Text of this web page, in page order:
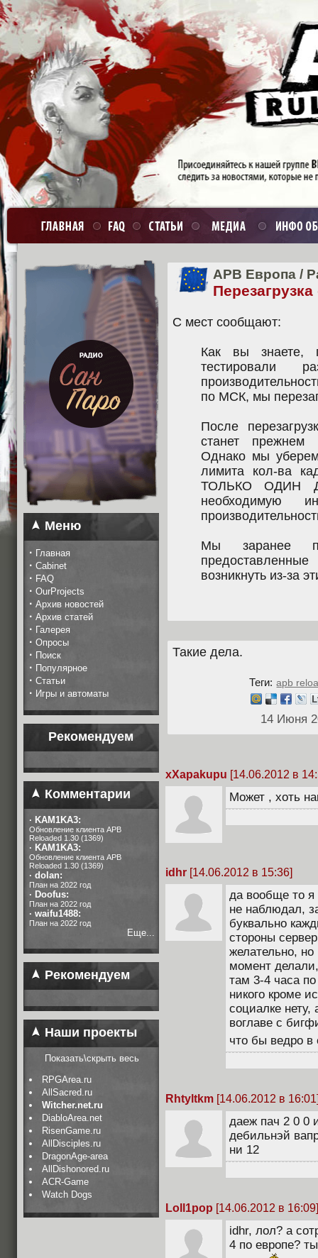
Меню
· Главная
· Cabinet
· FAQ
· OurProjects
· Архив новостей
· Архив статей
· Галерея
· Опросы
· Поиск
· Популярное
· Статьи
· Игры и автоматы
Рекомендуем
Комментарии
· KAM1KA3:
Обновление клиента APB
Reloaded 1.30 (1369)
· KAM1KA3:
Обновление клиента APB
Reloaded 1.30 (1369)
· dolan:
План на 2022 год
· Doofus:
План на 2022 год
· waifu1488:
План на 2022 год
Еще...
Рекомендуем
Наши проекты
Показать\скрыть весь
RPGArea.ru
AllSacred.ru
Witcher.net.ru
DiabloArea.net
RisenGame.ru
AllDisciples.ru
DragonAge-area
AllDishonored.ru
ACR-Game
Watch Dogs
APB Европа /
С мест сообщают:
Как вы знаете,
тестировали
по МСК, мы
После
станет прежнем
Однако мы уберем
лимита кол-ва
ТОЛЬКО ОДИН
необходимую
Мы заранее
возникнуть из-за
Такие дела.
Теги: apb
14 Июня
xXapakupu [14.06.2012 в
Может , хоть
idhr [14.06.2012 в 15:36]
да вообще то я
не наблюдал,
буквально
стороны
желательно,
момент
там 3-4 часа
никого кроме
социалке
воглаве с
что бы ведро
Rhtyltkm [14.06.2012 в
даеж пач 2 0 0
дебильнэй
ни 12
Loll1pop [14.06.2012 в 16:09]
idhr, лол? а
4 по европе?